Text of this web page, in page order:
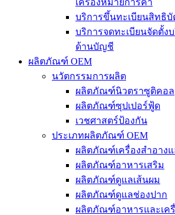
บริการขึ้นทะเบียนสิทธิบั
บริการจดทะเบียนจัดตั้ง
ด้านบัญชี
ผลิตภัณฑ์ OEM
นวัตกรรมการผลิต
ผลิตภัณฑ์นิวตราซูติคอล
ผลิตภัณฑ์ซุปเปอร์ฟู้ด
เวชศาสตร์ป้องกัน
ประเภทผลิตภัณฑ์ OEM
ผลิตภัณฑ์เครื่องสำอาง
ผลิตภัณฑ์อาหารเสริม
ผลิตภัณฑ์ดูแลเส้นผม
ผลิตภัณฑ์ดูแลช่องปาก
ผลิตภัณฑ์อาหารและเค